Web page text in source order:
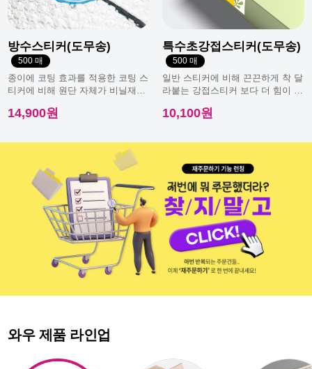
방수스티커(도무송)
500 매
종이에 코팅 효과를 적용한 코팅 스
티커에 비해 원단 자체가 비닐재질
14,900원
특수초강접스티커(도무송)
500 매
일반 스티커에 비해 끈끈하게 착 달
라붙는 강접스티커 보다 더 힘이 남
10,100원
와우 제품 라인업